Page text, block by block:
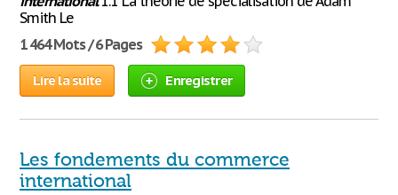
Smith Le
1 464 Mots / 6 Pages
Lire la suite Enregistrer
Les fondements du commerce
international